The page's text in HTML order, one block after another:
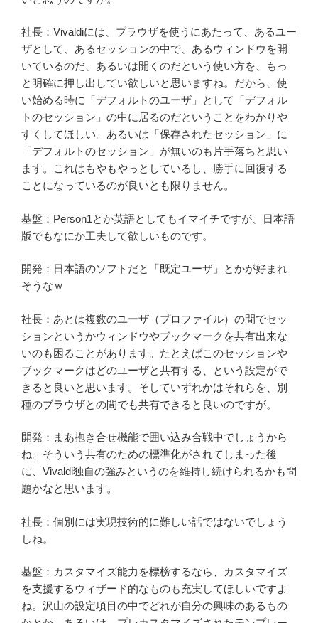
社長：Vivaldiには、ブラウザを使うにあたって、あるユー
ザとして、あるセッションの中で、あるウィンドウを開
いているのだ、あるいは開くのだという使い方を、もっ
と明確に押し出してい欲しいと思いますね。だから、使
い始める時に「デフォルトのユーザ」として「デフォル
トのセッション」の中に居るのだということをわかりや
すくしてほしい。あるいは「保存されたセッション」に
「デフォルトのセッション」が無いのも片手落ちと思い
ます。これはもやもやっとしているし、勝手に回復する
ことになっているのが良いとも限りません。
基盤：Person1とか英語としてもイマイチですが、日本語
版でもなにか工夫して欲しいものです。
開発：日本語のソフトだと「既定ユーザ」とかが好まれ
そうなｗ
社長：あとは複数のユーザ（プロファイル）の間でセッ
ションというかウィンドウやブックマークを共有出来な
いのも困ることがあります。たとえばこのセッションや
ブックマークはどのユーザと共有する、という設定がで
きると良いと思います。そしていずれかはそれらを、別
種のブラウザとの間でも共有できると良いのですが。
開発：まあ抱き合せ機能で囲い込み合戦中でしょうから
ね。そういう共有のための標準化がされてしまった後
に、Vivaldi独自の強みというのを維持し続けられるかも問
題かなと思います。
社長：個別には実現技術的に難しい話ではないでしょう
しね。
基盤：カスタマイズ能力を標榜するなら、カスタマイズ
を支援するウィザード的なものも充実してほしいですよ
ね。沢山の設定項目の中でどれが自分の興味のあるもの